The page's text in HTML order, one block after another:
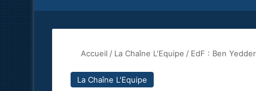
Accueil / La Chaîne L'Equipe / EdF : Ben
La Chaîne L'Equipe